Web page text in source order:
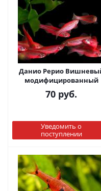
Данио Рерио
модифицированный
70 руб.
Уведомить о
поступлении